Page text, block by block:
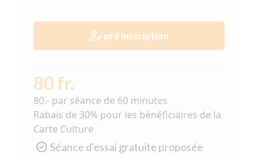
pré inscription
80 fr.
80.- par séance de 60 minutes
Rabais de 30% pour les bénéficiaires de la
Carte Culture
Séance d'essai gratuite proposée